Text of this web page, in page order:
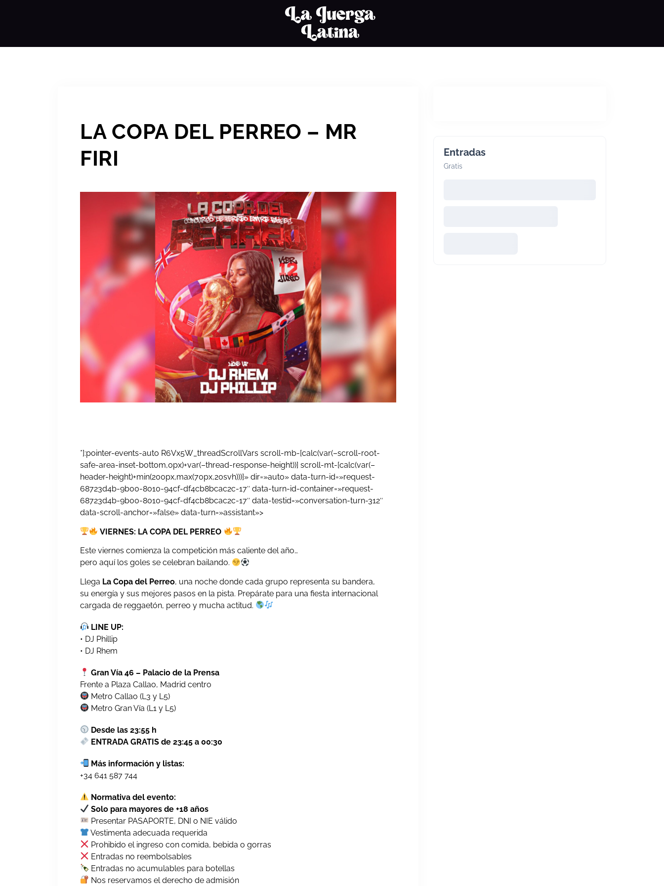
LA COPA DEL PERREO – MR
FIRI
*]:pointer-events-auto R6Vx5W_threadScrollVars scroll-mb-[calc(var(–scroll-root-
safe-area-inset-bottom,0px)+var(–thread-response-height))] scroll-mt-[calc(var(–
header-height)+min(200px,max(70px,20svh)))]» dir=»auto» data-turn-id=»request-
68723d4b-9b00-8010-94cf-df4cb8bcac2c-17″ data-turn-id-container=»request-
68723d4b-9b00-8010-94cf-df4cb8bcac2c-17″ data-testid=»conversation-turn-312″
data-scroll-anchor=»false» data-turn=»assistant»>
VIERNES: LA COPA DEL PERREO
Este viernes comienza la competición más caliente del año…
pero aquí los goles se celebran bailando.
Llega La Copa del Perreo, una noche donde cada grupo representa su bandera,
su energía y sus mejores pasos en la pista. Prepárate para una fiesta internacional
cargada de reggaetón, perreo y mucha actitud.
LINE UP:
• DJ Phillip
• DJ Rhem
Gran Vía 46 – Palacio de la Prensa
Frente a Plaza Callao, Madrid centro
Metro Callao (L3 y L5)
Metro Gran Vía (L1 y L5)
Desde las 23:55 h
ENTRADA GRATIS de 23:45 a 00:30
Más información y listas:
+34 641 587 744
Normativa del evento:
Solo para mayores de +18 años
Presentar PASAPORTE, DNI o NIE válido
Vestimenta adecuada requerida
Prohibido el ingreso con comida, bebida o gorras
Entradas no reembolsables
Entradas no acumulables para botellas
Nos reservamos el derecho de admisión
Entradas
Gratis